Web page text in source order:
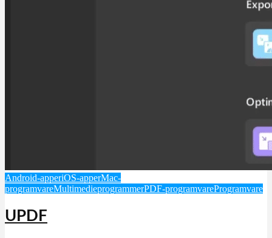
Android-apperiOS-apperMac-
programvareMultimedieprogrammerPDF-programvareProgramvare
UPDF